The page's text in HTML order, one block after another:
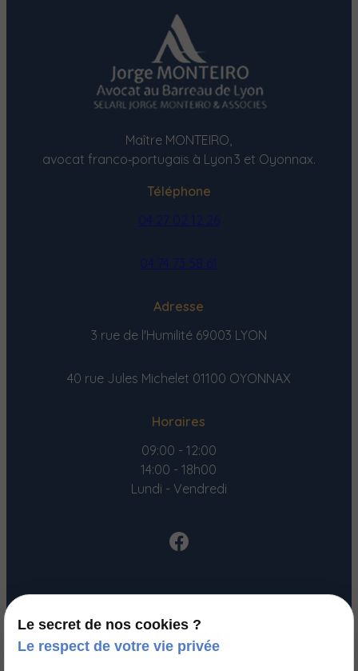
Maître MONTEIRO,
avocat franco‑portugais à Lyon 3 et Oyonnax.
Téléphone
04 27 02 12 26
04 74 73 58 61
Adresse
3 rue de l'Humilité 69003 LYON
40 rue Jules Michelet 01100 OYONNAX
Horaires
09:00 - 12:00
14:00 - 18h00
Lundi - Vendredi
Accueil
Votre Avocat
Le secret de nos cookies ?
Le respect de votre vie privée